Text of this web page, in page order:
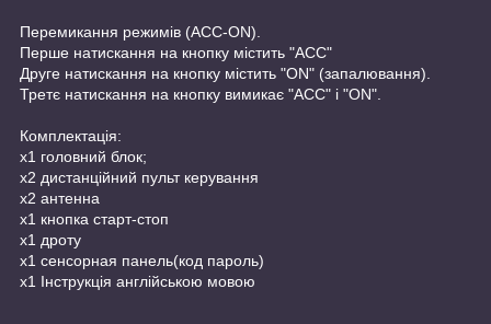
Перемикання режимів (ACC-ON).
Перше натискання на кнопку містить "ACC"
Друге натискання на кнопку містить "ON" (запалювання).
Третє натискання на кнопку вимикає "ACC" і "ON".
Комплектація:
х1 головний блок;
х2 дистанційний пульт керування
х2 антенна
х1 кнопка старт-стоп
х1 дроту
х1 сенсорная панель(код пароль)
х1 Інструкція англійською мовою